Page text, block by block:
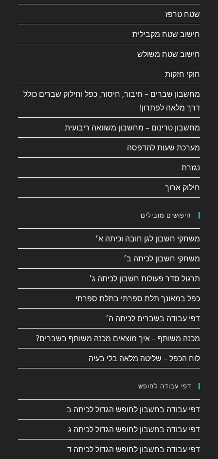
שטח טרפז
חישוב שטח מקבילית
חישוב שטח משולש
חוקי חזקות
מחשבון שברים – חיבור, חיסור, כפל וחילוק שברים כולל
דרך מלאה לפתרון!
מחשבון טרינום – מחשבון משוואה ריבועית
מערכת שעות להדפסה
נגזרת
חילוק ארוך
חיפושים מובילים
משחקי חשבון לגן חובה וכיתה א׳
משחקי חשבון לכיתה ב׳
תרגול סדר פעולות חשבון לכיתה ג׳
כפל במאונך תלת ספרתי בתלת ספרתי
דפי עבודה בשברים לכיתה ה׳
מכנה משותף – איך מוצאים מכנה משותף בשברים?
לוח הכפל – שליטה מלאה בלי בעיה
דפי עבודה לחופש
דפי עבודה בחשבון לחופש הגדול לכיתה ב
דפי עבודה בחשבון לחופש הגדול לכיתה ג
דפי עבודה בחשבון לחופש הגדול לכיתה ד